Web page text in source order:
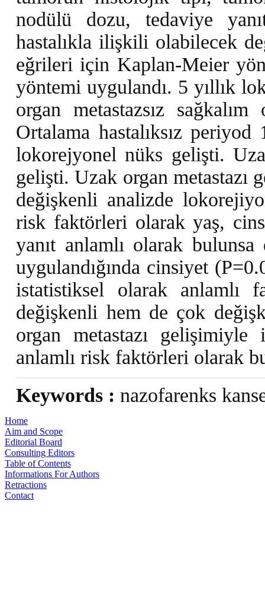
nodülü dozu, tedaviye
hastalıkla ilişkili olabilecek
eğrileri için Kaplan-Meier
yöntemi uygulandı. 5 yıllık
organ metastazsız
Ortalama hastalıksız
lokorejyonel nüks gelişti.
gelişti. Uzak organ metastazı
değişkenli analizde
risk faktörleri olarak yaş,
yanıt anlamlı olarak
uygulandığında cinsiyet
istatistiksel olarak anlamlı
değişkenli hem de çok
organ metastazı
anlamlı risk faktörleri olarak
Keywords : nazofarenks
Home
Aim and Scope
Editorial Board
Consulting Editors
Table of Contents
Informations For Authors
Retractions
Contact